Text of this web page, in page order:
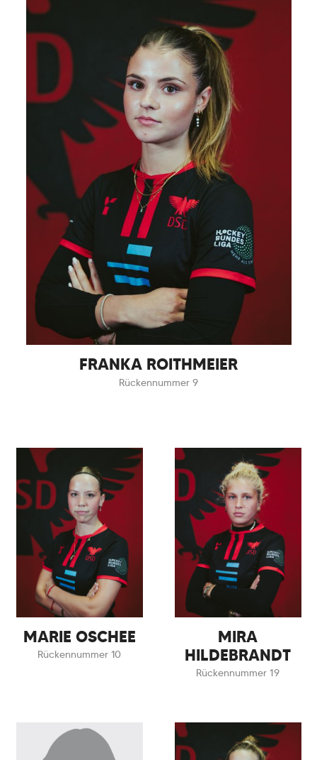
FRANKA ROITHMEIER
Rückennummer 9
MARIE OSCHEE
Rückennummer 10
MIRA
HILDEBRANDT
Rückennummer 19